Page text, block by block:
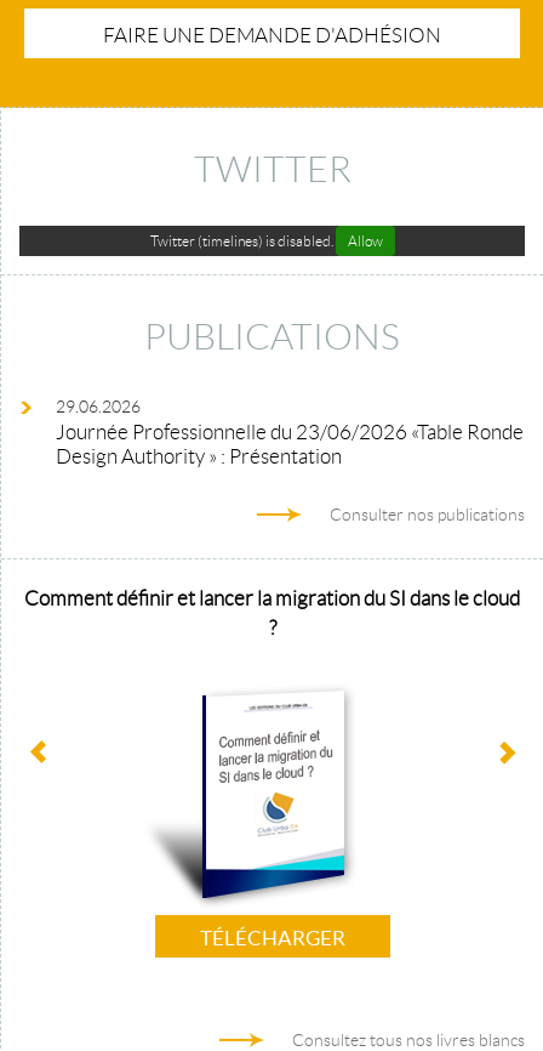
FAIRE UNE DEMANDE D'ADHÉSION
TWITTER
Twitter (timelines) is disabled. Allow
PUBLICATIONS
29.06.2026
Journée Professionnelle du 23/06/2026 «Table Ronde
Design Authority » : Présentation
Consulter nos publications
Comment définir et lancer la migration du SI dans le cloud
?
TÉLÉCHARGER
Consultez tous nos livres blancs